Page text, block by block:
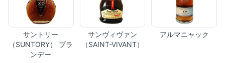
サントリー
（SUNTORY） ブラ
ンデー
サンヴィヴァン
（SAINT-VIVANT）
アルマニャック